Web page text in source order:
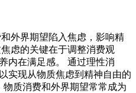
外界期望陷入焦虑，影响精
虑的关键在于调整消费观
内在满足感。 通过理性消
实现从物质焦虑到精神自由的
质消费和外界期望常常成为